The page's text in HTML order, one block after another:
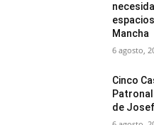
Mancha
6 agosto,
Cinco
de